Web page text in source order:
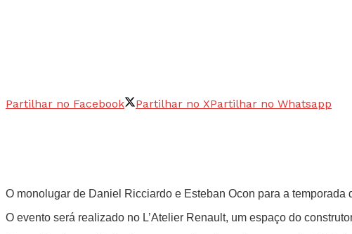
Partilhar no Facebook Partilhar no XPartilhar no Whatsapp
O monolugar de Daniel Ricciardo e Esteban Ocon para a
O evento será realizado no L’Atelier Renault, um espaço do